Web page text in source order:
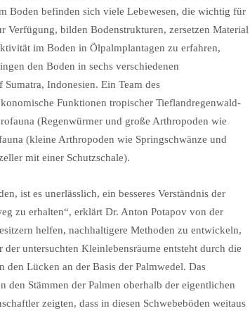
Boden befinden sich viele Lebewesen, die wichtig für
Verfügung, bilden Bodenstrukturen, zersetzen Material
im Boden in Ölpalmplantagen zu erfahren,
den Boden in sechs verschiedenen
Indonesien. Ein Team des
Funktionen tropischer Tieflandregenwald-
(Regenwürmer und große Arthropoden wie
(kleine Arthropoden wie Springschwänze und
mit einer Schutzschale).
ist es unerlässlich, ein besseres Verständnis der
zu erhalten“, erklärt Dr. Anton Potapov von der
helfen, nachhaltigere Methoden zu entwickeln,
untersuchten Kleinlebensräume entsteht durch die
Lücken an der Basis der Palmwedel. Das
Stämmen der Palmen oberhalb der eigentlichen
zeigten, dass in diesen Schwebeböden weitaus